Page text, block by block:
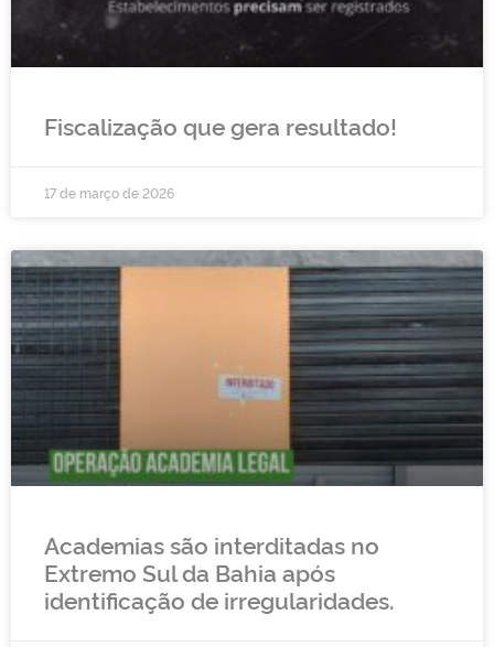
Fiscalização que gera resultado!
17 de março de 2026
Academias são interditadas no
Extremo Sul da Bahia após
identificação de irregularidades.